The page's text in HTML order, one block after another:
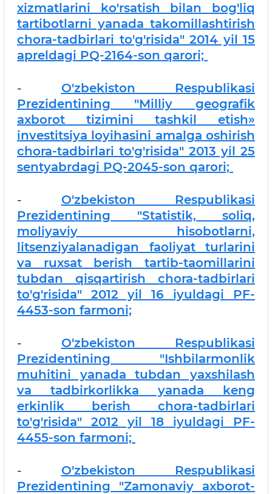
xizmatlarini ko'rsatish bilan bog'liq
tartibotlarni yanada takomillashtirish
chora-tadbirlari to'g'risida" 2014 yil 15
apreldagi PQ-2164-son qarori;
- O'zbekiston Respublikasi
Prezidentining "Milliy geografik
axborot tizimini tashkil etish»
investitsiya loyihasini amalga oshirish
chora-tadbirlari to'g'risida" 2013 yil 25
sentyabrdagi PQ-2045-son qarori;
- O'zbekiston Respublikasi
Prezidentining "Statistik, soliq,
moliyaviy hisobotlarni,
litsenziyalanadigan faoliyat turlarini
va ruxsat berish tartib-taomillarini
tubdan qisqartirish chora-tadbirlari
to'g'risida" 2012 yil 16 iyuldagi PF-
4453-son farmoni;
- O'zbekiston Respublikasi
Prezidentining "Ishbilarmonlik
muhitini yanada tubdan yaxshilash
va tadbirkorlikka yanada keng
erkinlik berish chora-tadbirlari
to'g'risida" 2012 yil 18 iyuldagi PF-
4455-son farmoni;
- O'zbekiston Respublikasi
Prezidentining "Zamonaviy axborot-